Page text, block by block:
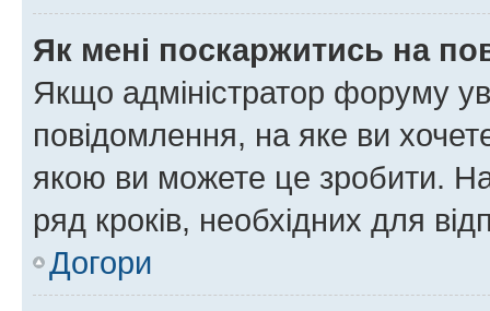
Як мені поскаржитись на
Якщо адміністратор форуму
повідомлення, на яке ви
якою ви можете це зробити.
ряд кроків, необхідних для
Догори